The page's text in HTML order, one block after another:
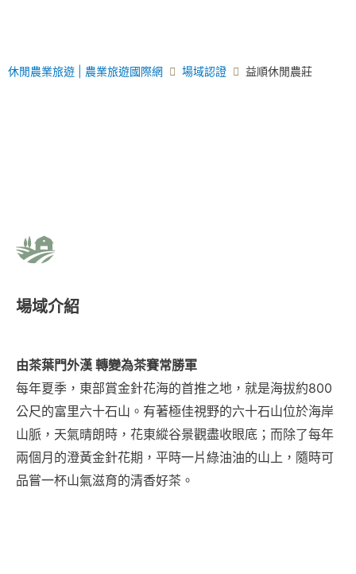
休閒農業旅遊 | 農業旅遊國際網 場域認證 益順休閒農莊
場域介紹
由茶葉門外漢 轉變為茶賽常勝軍
每年夏季，東部賞金針花海的首推之地，就是海拔約800
公尺的富里六十石山。有著極佳視野的六十石山位於海岸
山脈，天氣晴朗時，花東縱谷景觀盡收眼底；而除了每年
兩個月的澄黃金針花期，平時一片綠油油的山上，隨時可
品嘗一杯山氣滋育的清香好茶。